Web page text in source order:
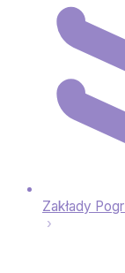
Zakłady